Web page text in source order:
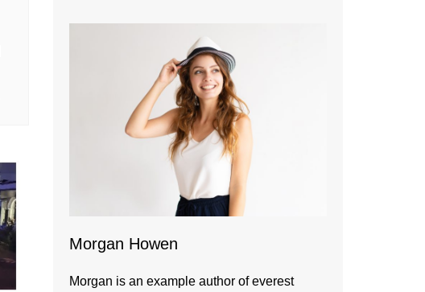
Morgan Howen
Morgan is an example author of everest